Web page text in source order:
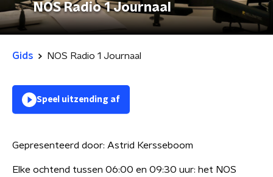
NOS Radio 1 Journaal
Gids NOS Radio 1 Journaal
Speel uitzending af
Gepresenteerd door: Astrid Kersseboom
Elke ochtend tussen 06:00 en 09:30 uur: het NOS